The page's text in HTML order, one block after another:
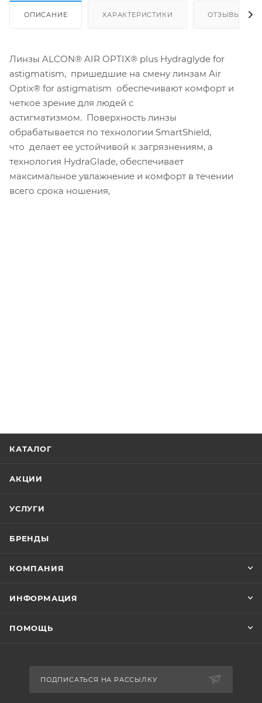
ОПИСАНИЕ ХАРАКТЕРИСТИКИ ОТЗЫВЫ
Линзы ALCON® AIR OPTIX® plus Hydraglyde for
astigmatism, пришедшие на смену линзам Air
Optix® for astigmatism обеспечивают комфорт и
четкое зрение для людей с
астигматизмом. Поверхность линзы
обрабатывается по технологии SmartShield,
что делает ее устойчивой к загрязнениям, а
технология HydraGlade, обеспечивает
максимальное увлажнение и комфорт в течении
всего срока ношения,
КАТАЛОГ
АКЦИИ
УСЛУГИ
БРЕНДЫ
КОМПАНИЯ
ИНФОРМАЦИЯ
ПОМОЩЬ
ПОДПИСАТЬСЯ НА РАССЫЛКУ